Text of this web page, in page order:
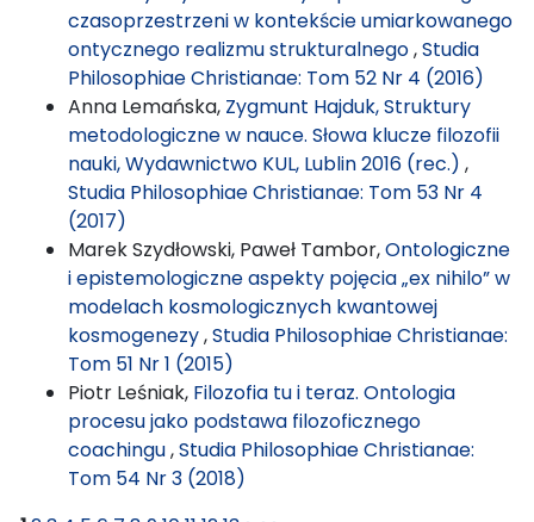
czasoprzestrzeni w kontekście umiarkowanego
ontycznego realizmu strukturalnego,Studia
Philosophiae Christianae: Tom 52 Nr 4 (2016)
Anna Lemańska, Zygmunt Hajduk, Struktury
metodologiczne w nauce. Słowa klucze filozofii
nauki, Wydawnictwo KUL, Lublin 2016 (rec.) ,
Studia Philosophiae Christianae: Tom 53 Nr 4
(2017)
Marek Szydłowski, Paweł Tambor,Ontologiczne
i epistemologiczne aspekty pojęcia „ex nihilo” w
modelach kosmologicznych kwantowej
kosmogenezy,Studia Philosophiae Christianae:
Tom 51 Nr 1 (2015)
Piotr Leśniak, Filozofia tu i teraz. Ontologia
procesu jako podstawa filozoficznego
coachingu,Studia Philosophiae Christianae:
Tom 54 Nr 3 (2018)